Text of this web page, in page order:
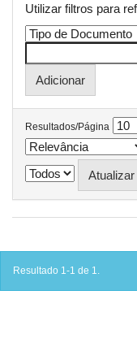
Utilizar filtros para
Resultados/Página
Resultado 1-1 de 1.